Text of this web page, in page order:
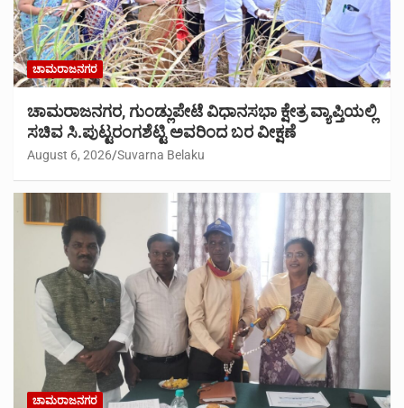
ಚಾಮರಾಜನಗರ
ಚಾಮರಾಜನಗರ, ಗುಂಡ್ಲುಪೇಟೆ ವಿಧಾನಸಭಾ ಕ್ಷೇತ್ರ ವ್ಯಾಪ್ತಿಯಲ್ಲಿ
ಸಚಿವ ಸಿ.ಪುಟ್ಟರಂಗಶೆಟ್ಟಿ ಅವರಿಂದ ಬರ ವೀಕ್ಷಣೆ
August 6, 2026 Suvarna Belaku
ಚಾಮರಾಜನಗರ